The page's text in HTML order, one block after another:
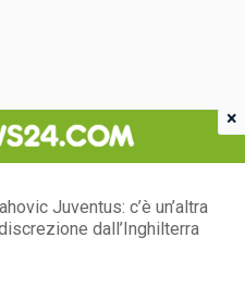
Juventus: c’è un’altra
dall’Inghilterra
×